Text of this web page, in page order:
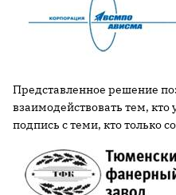
Представленное решение
взаимодействовать тем, кто
подпись с теми, кто только